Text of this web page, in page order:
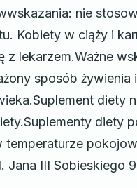
nie
Kobiety w ciąży i
z lekarzem.Ważne
sposób
diety
diety
temperaturze
Jana III Sobieskiego